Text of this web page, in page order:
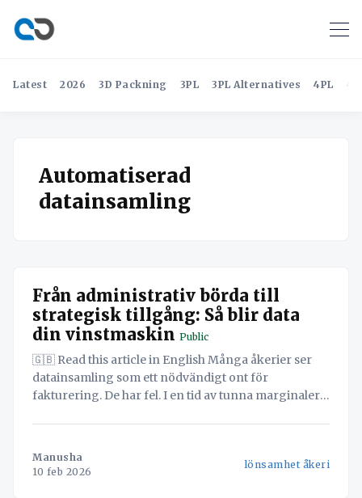
Latest 2026 3D Packning 3PL 3PL Alternatives 4PL
Automatiserad
datainsamling
Från administrativ börda till
strategisk tillgång: Så blir data
din vinstmaskin Public
🇬🇧 Read this article in English Många åkerier ser
datainsamling som ett nödvändigt ont för
fakturering. De har fel. I en tid av tunna marginaler
åkerier har diskussionen om
Manusha
10 feb 2026
lönsamhet åkeri